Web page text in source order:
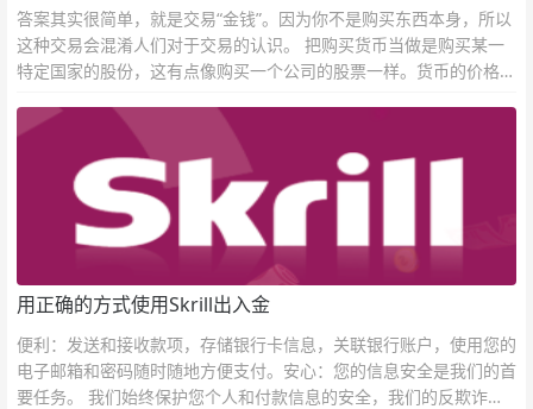
答案其实很简单，就是交易“金钱”。因为你不是购买东西本身，所以
这种交易会混淆人们对于交易的认识。 把购买货币当做是购买某一
特定国家的股份，这有点像购买一个公司的股票一样。货币的价格直
用正确的方式使用Skrill出入金
便利：发送和接收款项，存储银行卡信息，关联银行账户，使用您的
电子邮箱和密码随时随地方便支付。安心：您的信息安全是我们的首
要任务。 我们始终保护您个人和付款信息的安全，我们的反欺诈团